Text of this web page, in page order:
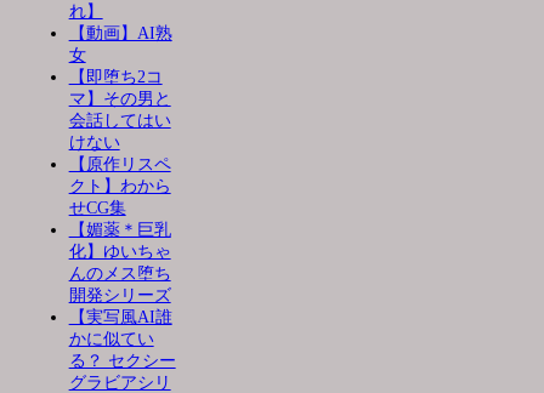
れ】
【動画】AI熟
女
【即堕ち2コ
マ】その男と
会話してはい
けない
【原作リスペ
クト】わから
せCG集
【媚薬＊巨乳
化】ゆいちゃ
んのメス堕ち
開発シリーズ
【実写風AI誰
かに似てい
る？ セクシー
グラビアシリ